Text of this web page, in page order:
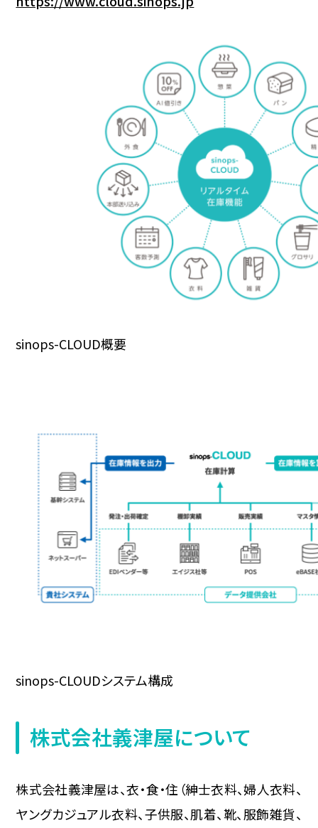
sinops-CLOUD概要
sinops-CLOUDシステム構成
株式会社義津屋について
株式会社義津屋は、衣・食・住（紳士衣料、婦人衣料、
ヤングカジュアル衣料、子供服、肌着、靴、服飾雑貨、